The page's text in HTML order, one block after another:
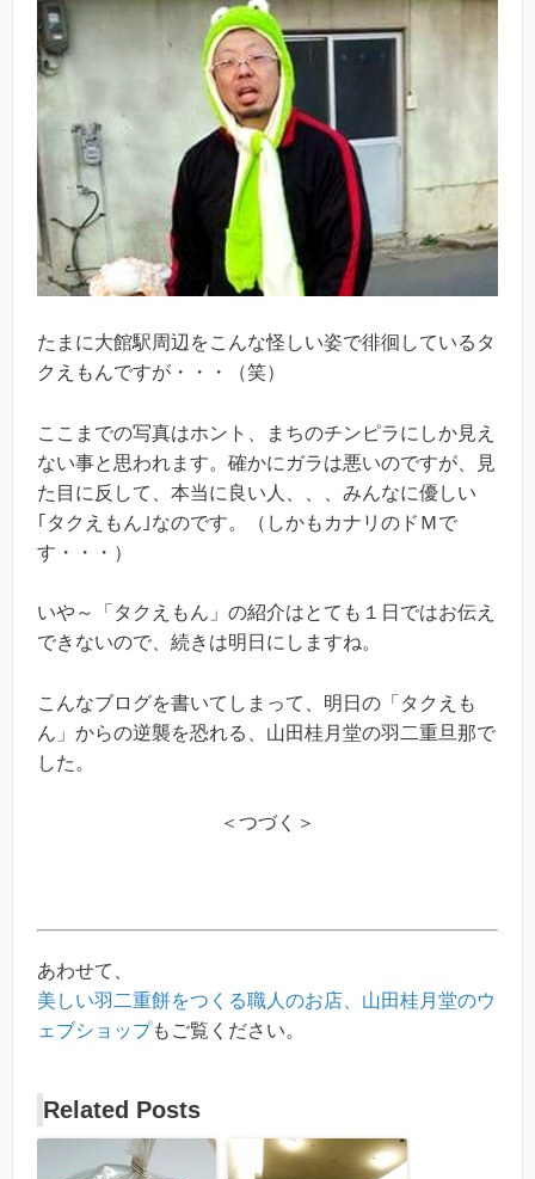
たまに大館駅周辺をこんな怪しい姿で徘徊しているタ
クえもんですが・・・（笑）
ここまでの写真はホント、まちのチンピラにしか見え
ない事と思われます。確かにガラは悪いのですが、見
た目に反して、本当に良い人、、、みんなに優しい
｢タクえもん｣なのです。（しかもカナリのドＭで
す・・・）
いや～「タクえもん」の紹介はとても１日ではお伝え
できないので、続きは明日にしますね。
こんなブログを書いてしまって、明日の「タクえも
ん」からの逆襲を恐れる、山田桂月堂の羽二重旦那で
した。
＜つづく＞
あわせて、
美しい羽二重餅をつくる職人のお店、山田桂月堂のウ
ェブショップもご覧ください。
Related Posts